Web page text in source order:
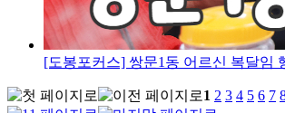
[도봉포커스] 쌍문1동 어르신 복달임
1 2 3 4 5 6 7